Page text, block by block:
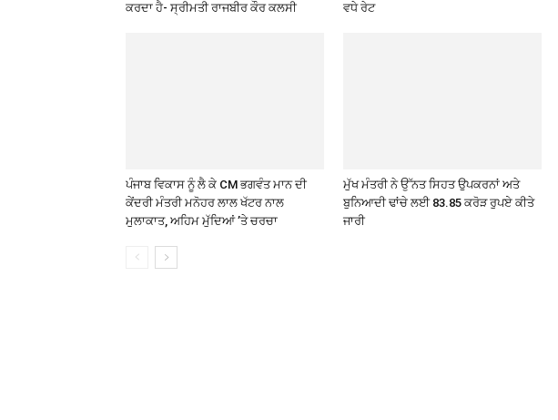
ਕਰਦਾ ਹੈ- ਸ੍ਰੀਮਤੀ ਰਾਜਬੀਰ ਕੌਰ ਕਲਸੀ
ਵਧੇ ਰੇਟ
ਪੰਜਾਬ ਵਿਕਾਸ ਨੂੰ ਲੈ ਕੇ CM ਭਗਵੰਤ ਮਾਨ ਦੀ
ਕੇਂਦਰੀ ਮੰਤਰੀ ਮਨੋਹਰ ਲਾਲ ਖੱਟਰ ਨਾਲ
ਮੁਲਾਕਾਤ, ਅਹਿਮ ਮੁੱਦਿਆਂ ’ਤੇ ਚਰਚਾ
ਮੁੱਖ ਮੰਤਰੀ ਨੇ ਉੱਨਤ ਸਿਹਤ ਉਪਕਰਨਾਂ ਅਤੇ
ਬੁਨਿਆਦੀ ਢਾਂਚੇ ਲਈ 83.85 ਕਰੋੜ ਰੁਪਏ ਕੀਤੇ
ਜਾਰੀ